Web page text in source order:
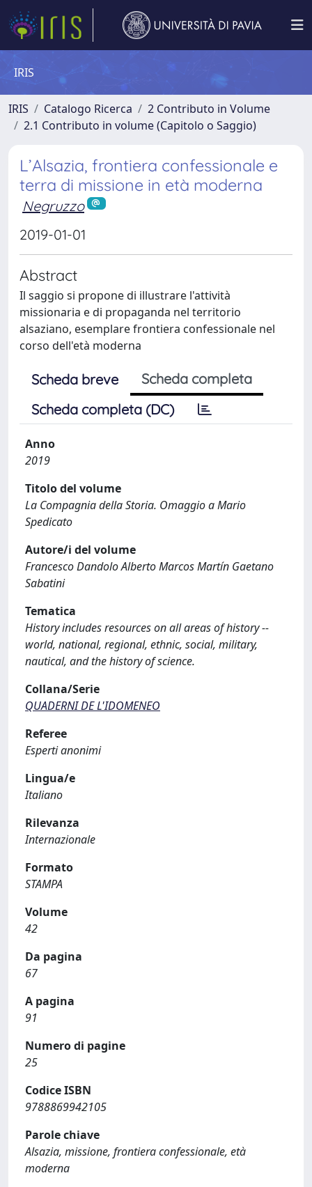
IRIS
IRIS Catalogo Ricerca
2 Contributo in Volume
2.1 Contributo in volume (Capitolo o Saggio)
L’Alsazia, frontiera confessionale e
terra di missione in età moderna
Negruzzo
2019-01-01
Abstract
Il saggio si propone di illustrare l'attività
missionaria e di propaganda nel territorio
alsaziano, esemplare frontiera confessionale nel
corso dell'età moderna
Scheda breve
Scheda completa
Scheda completa (DC)
Anno
2019
Titolo del volume
La Compagnia della Storia. Omaggio a Mario
Spedicato
Autore/i del volume
Francesco Dandolo Alberto Marcos Martín Gaetano
Sabatini
Tematica
History includes resources on all areas of history --
world, national, regional, ethnic, social, military,
nautical, and the history of science.
Collana/Serie
QUADERNI DE L'IDOMENEO
Referee
Esperti anonimi
Lingua/e
Italiano
Rilevanza
Internazionale
Formato
STAMPA
Volume
42
Da pagina
67
A pagina
91
Numero di pagine
25
Codice ISBN
9788869942105
Parole chiave
Alsazia, missione, frontiera confessionale, età
moderna